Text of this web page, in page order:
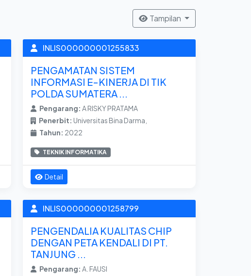
Tampilan
INLIS000000001255833
PENGAMATAN SISTEM
INFORMASI E-KINERJA DI TIK
POLDA SUMATERA ...
Pengarang: A RISKY PRATAMA
Penerbit: Universitas Bina Darma,
Tahun: 2022
TEKNIK INFORMATIKA
Detail
INLIS000000001258799
PENGENDALIA KUALITAS CHIP
DENGAN PETA KENDALI DI PT.
TANJUNG ...
Pengarang: A. FAUSI